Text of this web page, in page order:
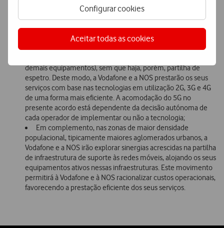
Configurar cookies
Aceitar todas as cookies
Nas zonas de menor densidade populacional, tipicamente
rurais e no interior do país, a Vodafone e a NOS farão uma
utilização comum de infraestruturas de suporte às suas redes
móveis (torres, mastros, etc.) e partilharão os seus
demais equipamentos), sem que haja, porém, partilha de
espetro. Deste modo, a Vodafone e a NOS prestarão os seus
serviços com base nas tecnologias em utilização 2G, 3G e 4G
de uma forma mais eficiente. A acomodação do 5G no
presente acordo está dependente da decisão autónoma de
cada operador de implementar ou não a tecnologia;
Em complemento, nas zonas de maior densidade
populacional, tipicamente maiores aglomerados urbanos, a
Vodafone e a NOS irão explorar sinergias acrescidas na partilha
de infraestrutura de suporte às redes móveis, alojando os seus
equipamentos ativos nessas infraestruturas. Este movimento
permitirá à Vodafone e à NOS racionalizar custos operacionais,
favorecendo a prestação eficiente dos seus serviços.